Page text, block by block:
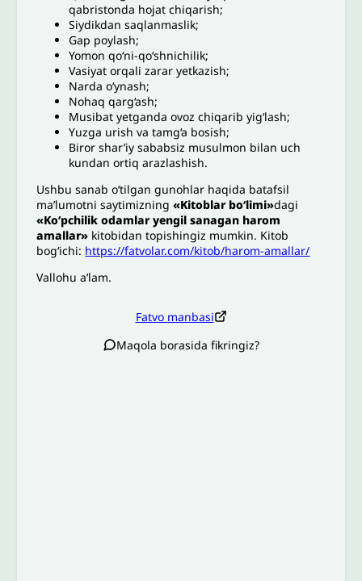
qabristonda hojat chiqarish;
Siydikdan saqlanmaslik;
Gap poylash;
Yomon qo‘ni-qo‘shnichilik;
Vasiyat orqali zarar yetkazish;
Narda o‘ynash;
Nohaq qarg‘ash;
Musibat yetganda ovoz chiqarib yig‘lash;
Yuzga urish va tamg‘a bosish;
Biror shar’iy sababsiz musulmon bilan uch
kundan ortiq arazlashish.
Ushbu sanab oʻtilgan gunohlar haqida batafsil
ma’lumotni saytimizning«Kitoblar bo‘limi»dagi
«Ko‘pchilik odamlar yengil sanagan harom
amallar» kitobidan topishingiz mumkin. Kitob
bogʻichi: https://fatvolar.com/kitob/harom-amallar/
Vallohu a’lam.
Fatvo manbasi
Maqola borasida fikringiz?